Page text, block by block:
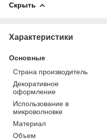
Скрыть
Характеристики
Основные
Страна производитель
Декоративное
оформление
Использование в
микроволновке
Материал
Объем